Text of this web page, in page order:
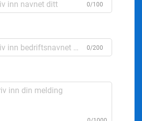
0/100
0/200